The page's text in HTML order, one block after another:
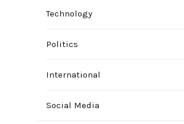
Technology
Politics
International
Social Media